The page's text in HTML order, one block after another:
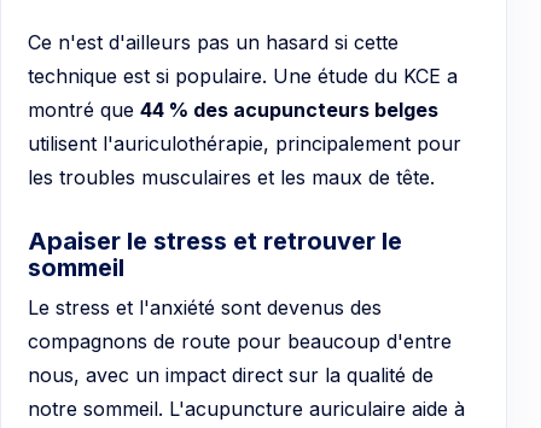
Ce n'est d'ailleurs pas un hasard si cette
technique est si populaire. Une étude du KCE a
montré que 44 % des acupuncteurs belges
utilisent l'auriculothérapie, principalement pour
les troubles musculaires et les maux de tête.
Apaiser le stress et retrouver le
sommeil
Le stress et l'anxiété sont devenus des
compagnons de route pour beaucoup d'entre
nous, avec un impact direct sur la qualité de
notre sommeil. L'acupuncture auriculaire aide à